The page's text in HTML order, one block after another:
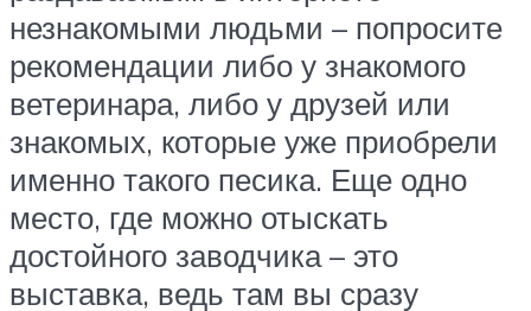
незнакомыми людьми – попросите
рекомендации либо у знакомого
ветеринара, либо у друзей или
знакомых, которые уже приобрели
именно такого песика. Еще одно
место, где можно отыскать
достойного заводчика – это
выставка, ведь там вы сразу